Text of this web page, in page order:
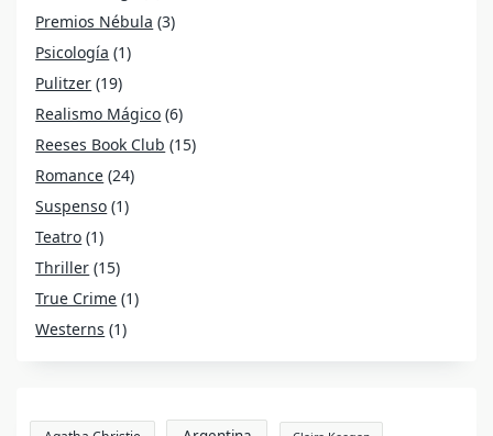
Premios Nébula (3)
Psicología (1)
Pulitzer (19)
Realismo Mágico (6)
Reeses Book Club (15)
Romance (24)
Suspenso (1)
Teatro (1)
Thriller (15)
True Crime (1)
Westerns (1)